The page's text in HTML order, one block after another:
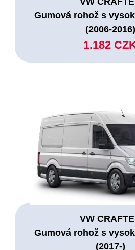
Gumová rohož s
(2006-2016)
1.182
VW
Gumová rohož s
(2017-)